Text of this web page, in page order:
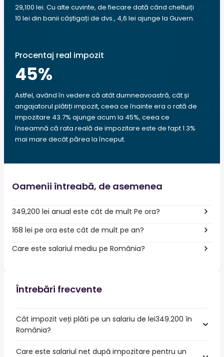
29,100 lei. Cu alte cuvinte, de fiecare dată când cheltuiți
10 lei din banii câștigați de dvs., 4,6 lei ajunge la Guvern.
Procentaj real impozit
45%
Astfel, având în vedere că atât dumneavoastră, cât și
angajatorul plătiți impozit, ceea ce înainte era o rată de
impozitare 43.7% ajunge acum la 45%, ceea ce
înseamnă că rata reală de impozitare este de fapt 1.3%
mai mare decât părea la început.
Oamenii întreabă, de asemenea
349,200 lei anual este cât de mult Pe ora?
168 lei pe ora este cât de mult pe an?
Care este salariul mediu pe România?
Întrebări frecvente
Cât impozit veți plăti pe un salariu de lei349.200 în
România?
Care este salariul net după impozitare pentru un